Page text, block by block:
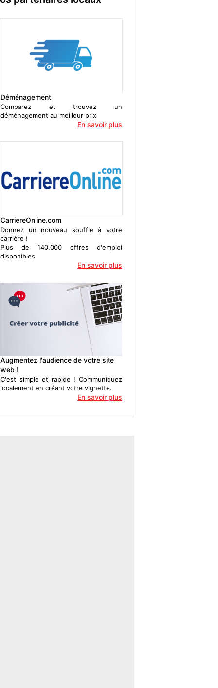
Déménagement
Comparez et trouvez un
déménagement au meilleur prix
En savoir plus
CarriereOnline.com
Donnez un nouveau souffle à votre
carrière !
Plus de 140.000 offres d'emploi
disponibles
En savoir plus
Augmentez l'audience de votre site
web !
C'est simple et rapide ! Communiquez
localement en créant votre vignette.
En savoir plus